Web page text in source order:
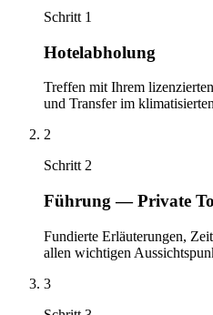
Schritt 1
Hotelabholung
Treffen mit Ihrem
und Transfer im
2
Schritt 2
Führung — Private
Fundierte Erläuterungen,
allen wichtigen
3